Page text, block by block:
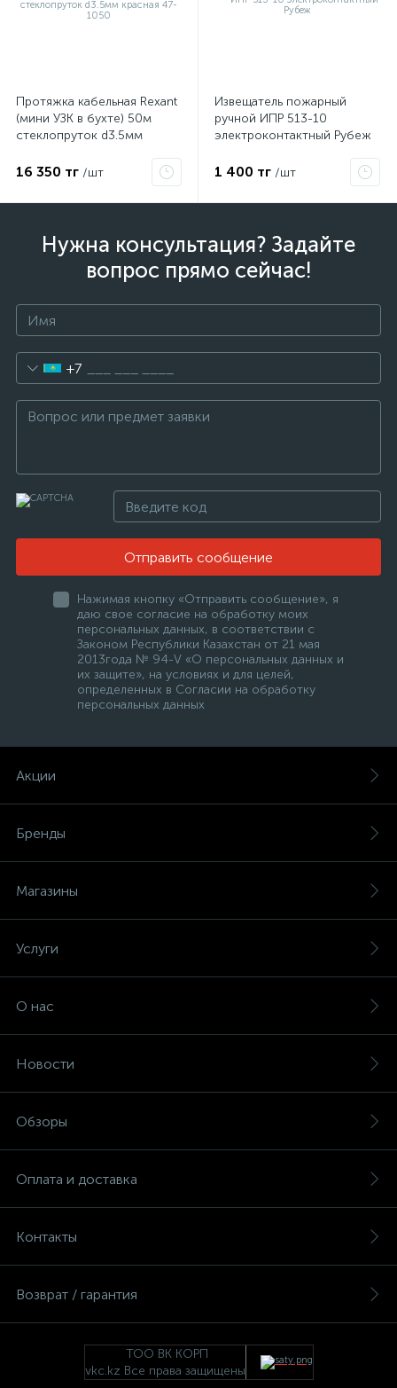
Протяжка кабельная Rexant
(мини УЗК в бухте) 50м
стеклопруток d3.5мм
16 350 тг /шт
Извещатель пожарный
ручной ИПР 513-10
электроконтактный Рубеж
1 400 тг /шт
Нужна консультация? Задайте
вопрос прямо сейчас!
+7
Отправить сообщение
Нажимая кнопку «Отправить сообщение», я
даю свое согласие на обработку моих
персональных данных, в соответствии с
Законом Республики Казахстан от 21 мая
2013года № 94-V «О персональных данных и
их защите», на условиях и для целей,
определенных в Согласии на обработку
персональных данных
Акции
Бренды
Магазины
Услуги
О нас
Новости
Обзоры
Оплата и доставка
Контакты
Возврат / гарантия
ТОО ВК КОРП
vkc.kz Все права защищены